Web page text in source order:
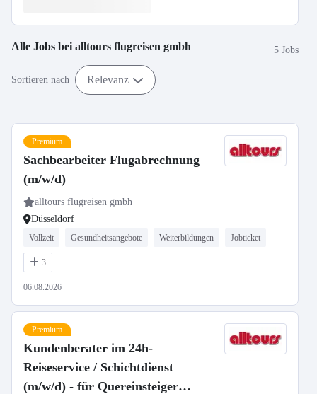
Alle Jobs bei alltours flugreisen gmbh 5 Jobs
Sortieren nach Relevanz
Premium
Sachbearbeiter Flugabrechnung
(m/w/d)
alltours flugreisen gmbh
Düsseldorf
Vollzeit Gesundheitsangebote Weiterbildungen Jobticket
3
06.08.2026
Premium
Kundenberater im 24h-
Reiseservice / Schichtdienst
(m/w/d) - für Quereinsteiger